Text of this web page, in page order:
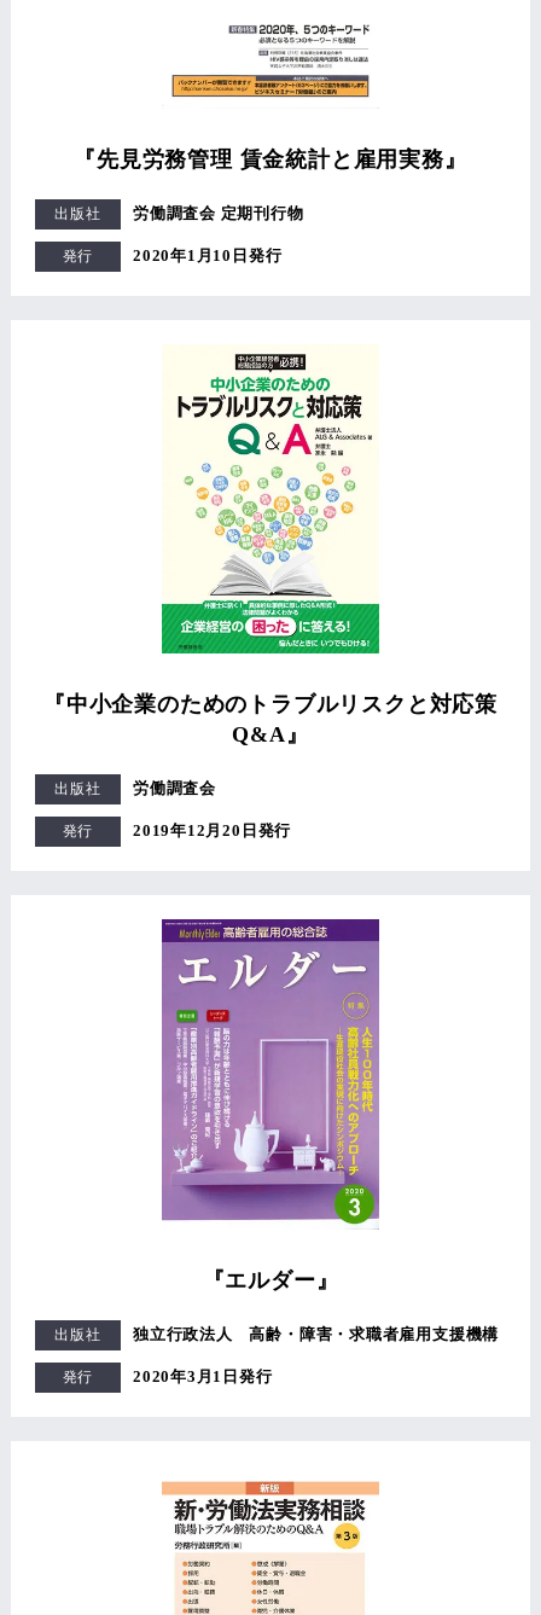
『先見労務管理 賃金統計と雇用実務』
出版社 労働調査会 定期刊行物
発行 2020年1月10日発行
『中小企業のためのトラブルリスクと対応策
Q&A』
出版社 労働調査会
発行 2019年12月20日発行
『エルダー』
出版社 独立行政法人 高齢・障害・求職者雇用支援機構
発行 2020年3月1日発行